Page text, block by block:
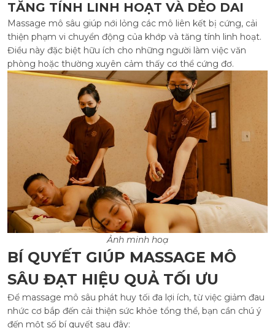
TĂNG TÍNH LINH HOẠT VÀ DẺO DAI
Massage mô sâu giúp nới lỏng các mô liên kết bị cứng, cải
thiện phạm vi chuyển động của khớp và tăng tính linh hoạt.
Điều này đặc biệt hữu ích cho những người làm việc văn
phòng hoặc thường xuyên cảm thấy cơ thể cứng đơ.
Ảnh minh hoạ
BÍ QUYẾT GIÚP MASSAGE MÔ
SÂU ĐẠT HIỆU QUẢ TỐI ƯU
Để massage mô sâu phát huy tối đa lợi ích, từ việc giảm đau
nhức cơ bắp đến cải thiện sức khỏe tổng thể, bạn cần chú ý
đến một số bí quyết sau đây: